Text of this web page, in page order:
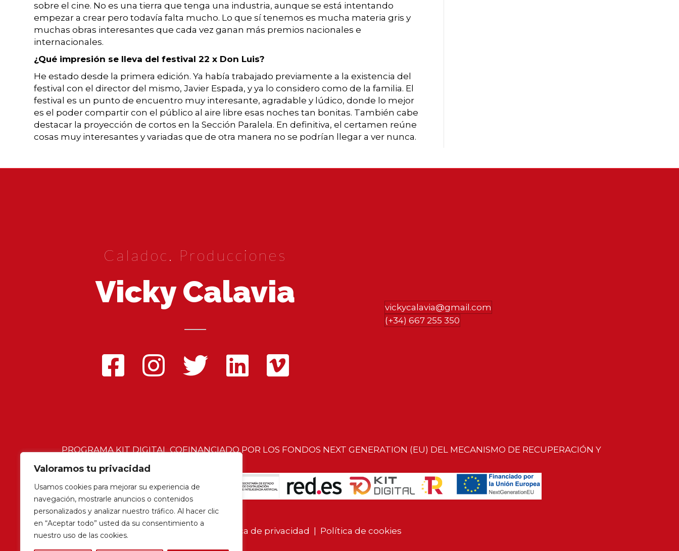
Valoramos tu privacidad
Usamos cookies para mejorar su experiencia de
navegación, mostrarle anuncios o contenidos
personalizados y analizar nuestro tráfico. Al hacer clic
en “Aceptar todo” usted da su consentimiento a
nuestro uso de las cookies.
sobre el cine. No es una tierra que tenga una industria, aunque se está intentando
empezar a crear pero todavía falta mucho. Lo que sí tenemos es mucha materia gris y
muchas obras interesantes que cada vez ganan más premios nacionales e
internacionales.
¿Qué impresión se lleva del festival 22 x Don Luis?
He estado desde la primera edición. Ya había trabajado previamente a la existencia del
festival con el director del mismo, Javier Espada, y ya lo considero como de la familia. El
festival es un punto de encuentro muy interesante, agradable y lúdico, donde lo mejor
es el poder compartir con el público al aire libre esas noches tan bonitas. También cabe
destacar la proyección de cortos en la Sección Paralela. En definitiva, el certamen reúne
cosas muy interesantes y variadas que de otra manera no se podrían llegar a ver nunca.
Caladoc. Producciones
Vicky Calavia
vickycalavia@gmail.com
(+34) 667 255 350
PROGRAMA KIT DIGITAL COFINANCIADO POR LOS FONDOS NEXT GENERATION (EU) DEL MECANISMO DE RECUPERACIÓN Y
© 2023 Vicky Calavia | Política de privacidad Política de cookies